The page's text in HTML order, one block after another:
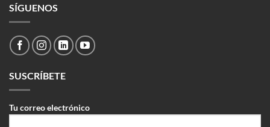
SÍGUENOS
SUSCRÍBETE
Tu correo electrónico